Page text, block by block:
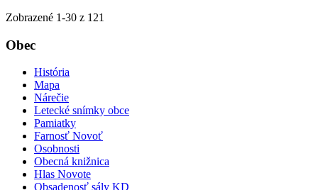
Zobrazené 1-30 z 121
Obec
História
Mapa
Nárečie
Letecké snímky obce
Pamiatky
Farnosť Novoť
Osobnosti
Obecná knižnica
Hlas Novote
Obsadenosť sály KD